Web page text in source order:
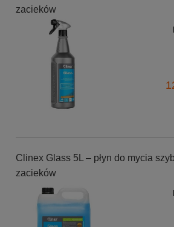
zacieków
Clinex Glass 5L – płyn do mycia
zacieków